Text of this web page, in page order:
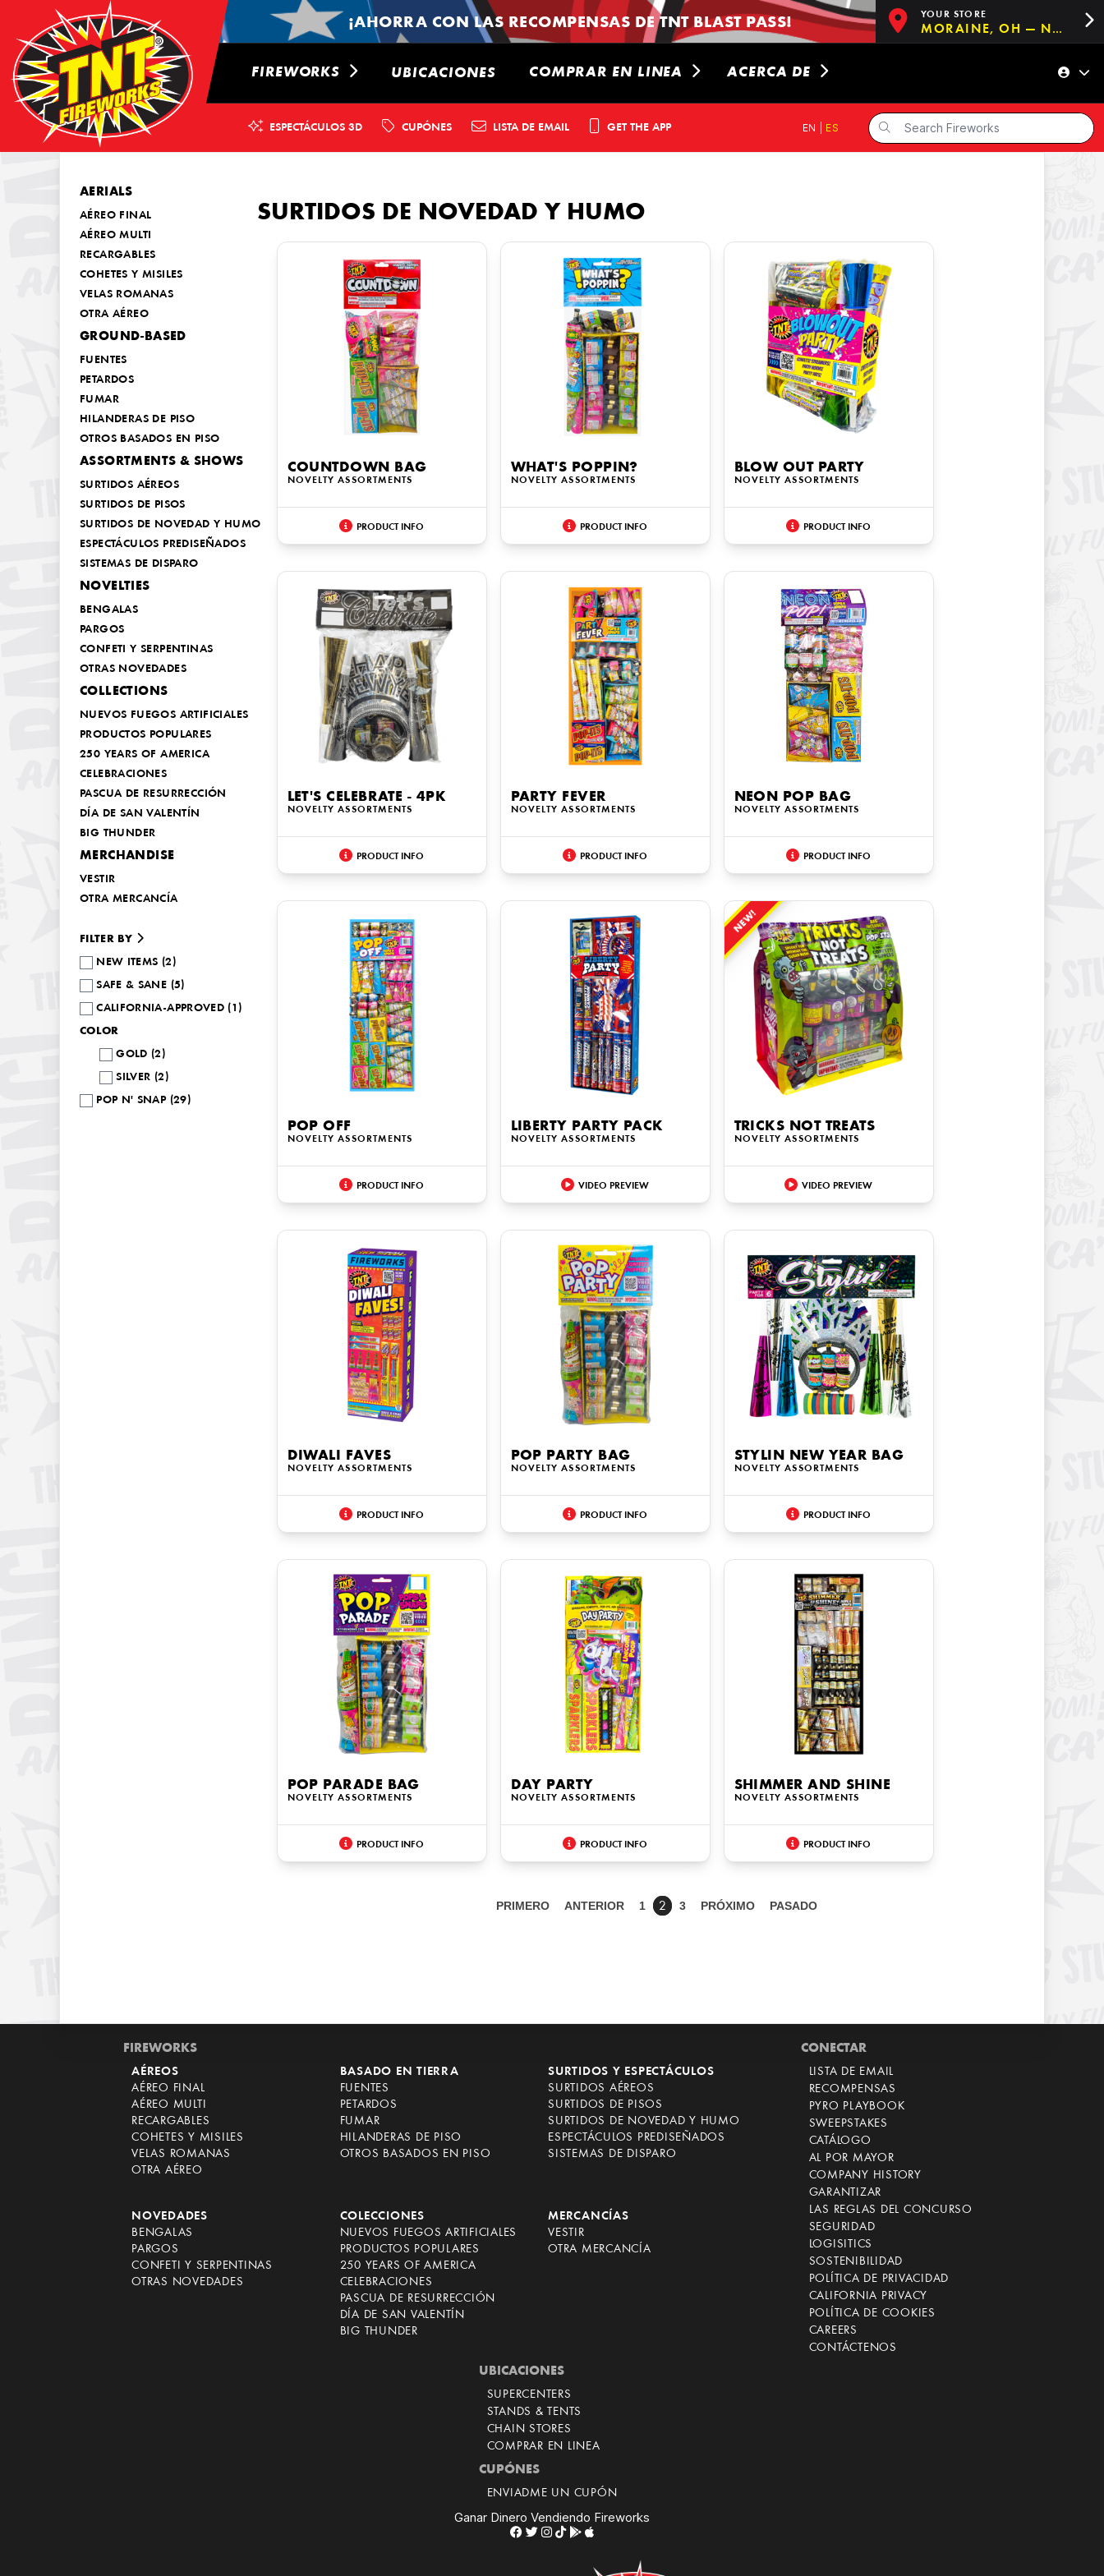
¡AHORRA CON LAS RECOMPENSAS DE TNT BLAST PASS! YOUR STORE
MORAINE, OH — NOW OPEN!
FIREWORKS UBICACIONES COMPRAR EN LINEA ACERCA DE
ESPECTÁCULOS 3D CUPÓNES LISTA DE EMAIL GET THE APP EN ES
AERIALS
AÉREO FINAL
AÉREO MULTI
RECARGABLES
COHETES Y MISILES
VELAS ROMANAS
OTRA AÉREO
GROUND-BASED
FUENTES
PETARDOS
FUMAR
HILANDERAS DE PISO
OTROS BASADOS EN PISO
ASSORTMENTS & SHOWS
SURTIDOS AÉREOS
SURTIDOS DE PISOS
SURTIDOS DE NOVEDAD Y HUMO
ESPECTÁCULOS PREDISEÑADOS
SISTEMAS DE DISPARO
NOVELTIES
BENGALAS
PARGOS
CONFETI Y SERPENTINAS
OTRAS NOVEDADES
COLLECTIONS
NUEVOS FUEGOS ARTIFICIALES
PRODUCTOS POPULARES
250 YEARS OF AMERICA
CELEBRACIONES
PASCUA DE RESURRECCIÓN
DÍA DE SAN VALENTÍN
BIG THUNDER
MERCHANDISE
VESTIR
OTRA MERCANCÍA
FILTER BY
NEW ITEMS (2)
SAFE & SANE (5)
CALIFORNIA-APPROVED (1)
COLOR
GOLD (2)
SILVER (2)
POP N' SNAP (29)
SURTIDOS DE NOVEDAD Y HUMO
COUNTDOWN BAG
NOVELTY ASSORTMENTS
PRODUCT INFO
WHAT'S POPPIN?
NOVELTY ASSORTMENTS
PRODUCT INFO
BLOW OUT PARTY
NOVELTY ASSORTMENTS
PRODUCT INFO
LET'S CELEBRATE - 4PK
NOVELTY ASSORTMENTS
PRODUCT INFO
PARTY FEVER
NOVELTY ASSORTMENTS
PRODUCT INFO
NEON POP BAG
NOVELTY ASSORTMENTS
PRODUCT INFO
POP OFF
NOVELTY ASSORTMENTS
PRODUCT INFO
LIBERTY PARTY PACK
NOVELTY ASSORTMENTS
VIDEO PREVIEW
NEW!
TRICKS NOT TREATS
NOVELTY ASSORTMENTS
VIDEO PREVIEW
DIWALI FAVES
NOVELTY ASSORTMENTS
PRODUCT INFO
POP PARTY BAG
NOVELTY ASSORTMENTS
PRODUCT INFO
STYLIN NEW YEAR BAG
NOVELTY ASSORTMENTS
PRODUCT INFO
POP PARADE BAG
NOVELTY ASSORTMENTS
PRODUCT INFO
DAY PARTY
NOVELTY ASSORTMENTS
PRODUCT INFO
SHIMMER AND SHINE
NOVELTY ASSORTMENTS
PRODUCT INFO
PRIMERO ANTERIOR 1 2 3 PRÓXIMO PASADO
FIREWORKS
AÉREOS
AÉREO FINAL
AÉREO MULTI
RECARGABLES
COHETES Y MISILES
VELAS ROMANAS
OTRA AÉREO
BASADO EN TIERRA
FUENTES
PETARDOS
FUMAR
HILANDERAS DE PISO
OTROS BASADOS EN PISO
SURTIDOS Y ESPECTÁCULOS
SURTIDOS AÉREOS
SURTIDOS DE PISOS
SURTIDOS DE NOVEDAD Y HUMO
ESPECTÁCULOS PREDISEÑADOS
SISTEMAS DE DISPARO
NOVEDADES
BENGALAS
PARGOS
CONFETI Y SERPENTINAS
OTRAS NOVEDADES
COLECCIONES
NUEVOS FUEGOS ARTIFICIALES
PRODUCTOS POPULARES
250 YEARS OF AMERICA
CELEBRACIONES
PASCUA DE RESURRECCIÓN
DÍA DE SAN VALENTÍN
BIG THUNDER
MERCANCÍAS
VESTIR
OTRA MERCANCÍA
CONECTAR
LISTA DE EMAIL
RECOMPENSAS
PYRO PLAYBOOK
SWEEPSTAKES
CATÁLOGO
AL POR MAYOR
COMPANY HISTORY
GARANTIZAR
LAS REGLAS DEL CONCURSO
SEGURIDAD
LOGISITICS
SOSTENIBILIDAD
POLÍTICA DE PRIVACIDAD
CALIFORNIA PRIVACY
POLÍTICA DE COOKIES
CAREERS
CONTÁCTENOS
UBICACIONES
SUPERCENTERS
STANDS & TENTS
CHAIN STORES
COMPRAR EN LINEA
CUPÓNES
ENVIADME UN CUPÓN
Ganar Dinero Vendiendo Fireworks